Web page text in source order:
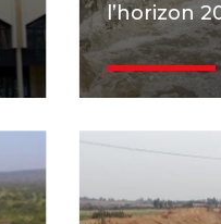
l’horizon